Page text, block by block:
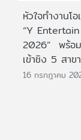
หัวใจทำงานโอ
“Y
2026” พร้อม
เข้าชิง 5 สาข
16 กรกฎาคม